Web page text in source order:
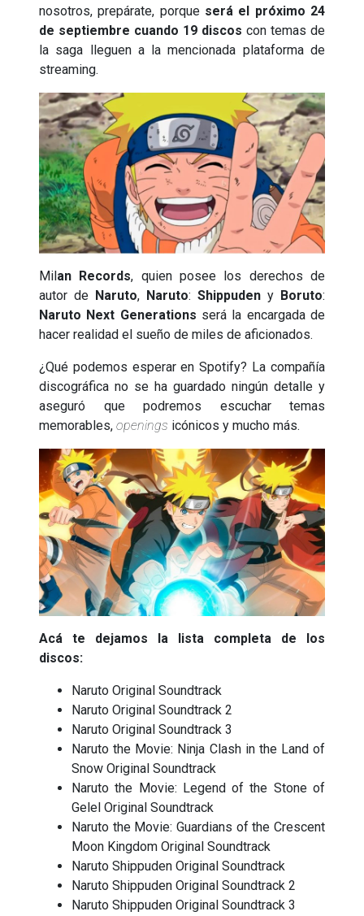
nosotros, prepárate, porque será el próximo 24
de septiembre cuando 19 discos con temas de
la saga lleguen a la mencionada plataforma de
streaming.
Milan Records, quien posee los derechos de
autor de Naruto, Naruto: Shippuden y Boruto:
Naruto Next Generations será la encargada de
hacer realidad el sueño de miles de aficionados.
¿Qué podemos esperar en Spotify? La compañía
discográfica no se ha guardado ningún detalle y
aseguró que podremos escuchar temas
memorables, openings icónicos y mucho más.
Acá te dejamos la lista completa de los
discos:
Naruto Original Soundtrack
Naruto Original Soundtrack 2
Naruto Original Soundtrack 3
Naruto the Movie: Ninja Clash in the Land of
Snow Original Soundtrack
Naruto the Movie: Legend of the Stone of
Gelel Original Soundtrack
Naruto the Movie: Guardians of the Crescent
Moon Kingdom Original Soundtrack
Naruto Shippuden Original Soundtrack
Naruto Shippuden Original Soundtrack 2
Naruto Shippuden Original Soundtrack 3